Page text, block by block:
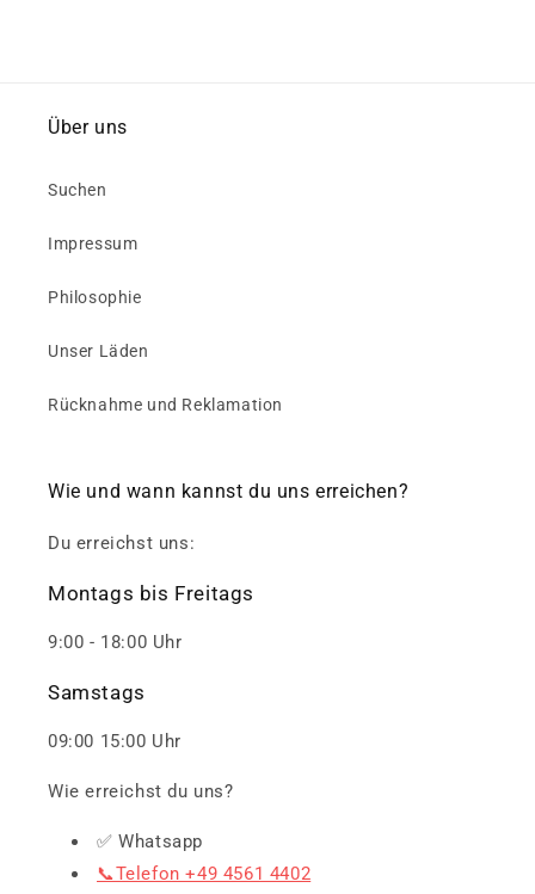
Über uns
Suchen
Impressum
Philosophie
Unser Läden
Rücknahme und Reklamation
Wie und wann kannst du uns erreichen?
Du erreichst uns:
Montags bis Freitags
9:00 - 18:00 Uhr
Samstags
09:00 15:00 Uhr
Wie erreichst du uns?
✅ Whatsapp
📞Telefon +49 4561 4402